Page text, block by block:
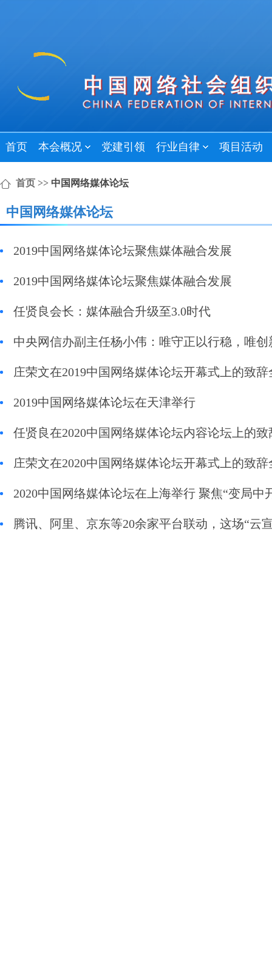
首页 本会概况 党建引领 行业自律 项目活动
首页 >> 中国网络媒体论坛
中国网络媒体论坛
2019中国网络媒体论坛聚焦媒体融合发展
2019中国网络媒体论坛聚焦媒体融合发展
任贤良会长：媒体融合升级至3.0时代
中央网信办副主任杨小伟：唯守正以行稳，唯创
庄荣文在2019中国网络媒体论坛开幕式上的致辞
2019中国网络媒体论坛在天津举行
任贤良在2020中国网络媒体论坛内容论坛上的致
庄荣文在2020中国网络媒体论坛开幕式上的致辞
2020中国网络媒体论坛在上海举行 聚焦“变局
腾讯、阿里、京东等20余家平台联动，这场“云